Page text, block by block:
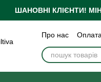
ШАНОВНІ КЛІЄНТИ!
Про нас
Бренди
Блог
Публічна